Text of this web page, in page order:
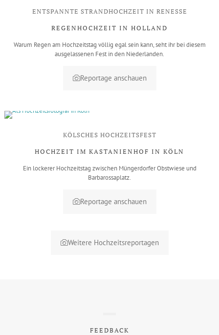
ENTSPANNTE STRANDHOCHZEIT IN RENESSE
REGENHOCHZEIT IN HOLLAND
Warum Regen am Hochzeitstag völlig egal sein kann, seht ihr bei diesem
ausgelassenen Fest in den Niederlanden.
Reportage anschauen
KÖLSCHES HOCHZEITSFEST
HOCHZEIT IM KASTANIENHOF IN KÖLN
Ein lockerer Hochzeitstag zwischen Müngerdorfer Obstwiese und
Barbarossaplatz.
Reportage anschauen
Weitere Hochzeitsreportagen
FEEDBACK